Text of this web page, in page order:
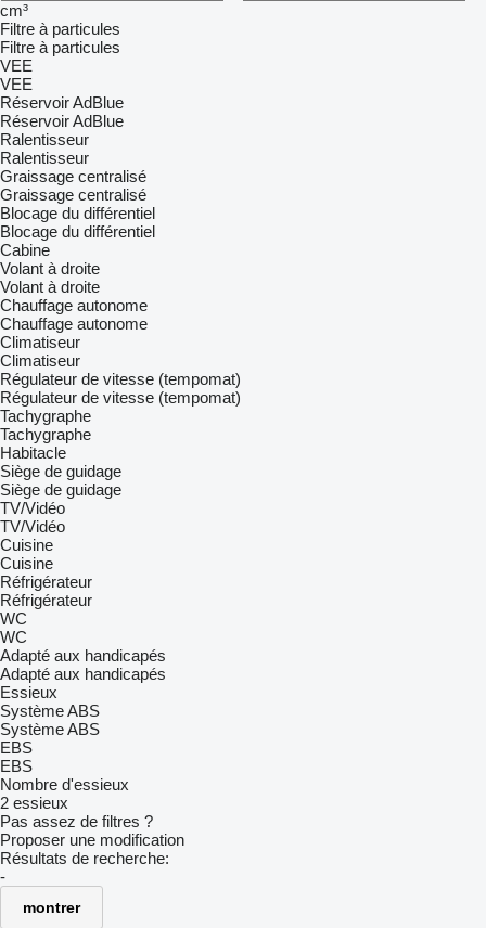
cm³
Filtre à particules
Filtre à particules
VEE
VEE
Réservoir AdBlue
Réservoir AdBlue
Ralentisseur
Ralentisseur
Graissage centralisé
Graissage centralisé
Blocage du différentiel
Blocage du différentiel
Cabine
Volant à droite
Volant à droite
Chauffage autonome
Chauffage autonome
Climatiseur
Climatiseur
Régulateur de vitesse (tempomat)
Régulateur de vitesse (tempomat)
Tachygraphe
Tachygraphe
Habitacle
Siège de guidage
Siège de guidage
TV/Vidéo
TV/Vidéo
Cuisine
Cuisine
Réfrigérateur
Réfrigérateur
WC
WC
Adapté aux handicapés
Adapté aux handicapés
Essieux
Système ABS
Système ABS
EBS
EBS
Nombre d'essieux
2 essieux
Pas assez de filtres ?
Proposer une modification
Résultats de recherche:
-
montrer